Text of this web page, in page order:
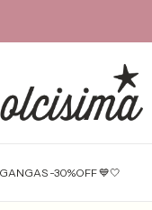
GANGAS -30%OFF 💙🤍